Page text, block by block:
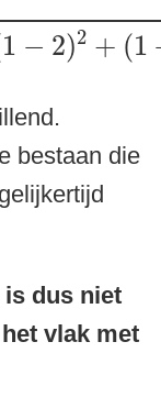
1 − 2)2 + (1
(1−2)2+(1−
bestaan die
dus niet
vlak met